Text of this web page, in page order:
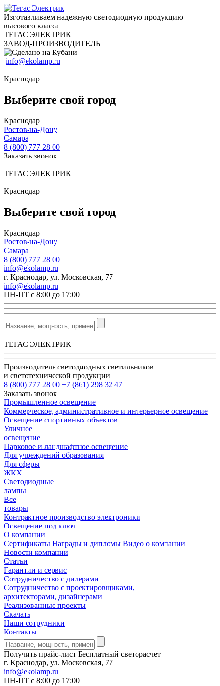
Изготавливаем надежную светодиодную продукцию
высокого класса
ТЕГАС ЭЛЕКТРИК
ЗАВОД-ПРОИЗВОДИТЕЛЬ
info@ekolamp.ru
Краснодар
Выберите свой город
Краснодар
Ростов-на-Дону
Самара
8 (800) 777 28 00
Заказать звонок
ТЕГАС ЭЛЕКТРИК
Краснодар
Выберите свой город
Краснодар
Ростов-на-Дону
Самара
8 (800) 777 28 00
info@ekolamp.ru
г. Краснодар, ул. Московская, 77
info@ekolamp.ru
ПН-ПТ с 8:00 до 17:00
ТЕГАС ЭЛЕКТРИК
Производитель светодиодных светильников
и светотехнической продукции
8 (800) 777 28 00 +7 (861) 298 32 47
Заказать звонок
Промышленное освещение
Коммерческое, административное и интерьерное освещение
Освещение спортивных объектов
Уличное
освещение
Парковое и ландшафтное освещение
Для учреждений образования
Для сферы
ЖКХ
Светодиодные
лампы
Все
товары
Контрактное производство электроники
Освещение под ключ
О компании
Сертификаты Награды и дипломы Видео о компании
Новости компании
Статьи
Гарантии и сервис
Сотрудничество с дилерами
Сотрудничество с проектировщиками,
архитекторами, дизайнерами
Реализованные проекты
Скачать
Наши сотрудники
Контакты
Получить прайс-лист Бесплатный светорасчет
г. Краснодар, ул. Московская, 77
info@ekolamp.ru
ПН-ПТ с 8:00 до 17:00